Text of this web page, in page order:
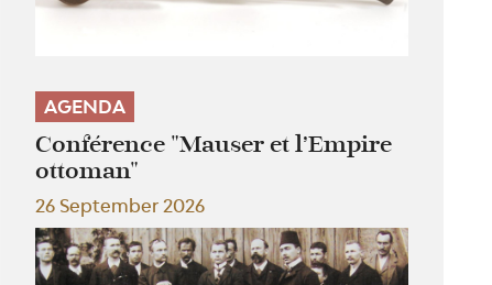
AGENDA
Conférence "Mauser et l’Empire
ottoman"
26 September 2026